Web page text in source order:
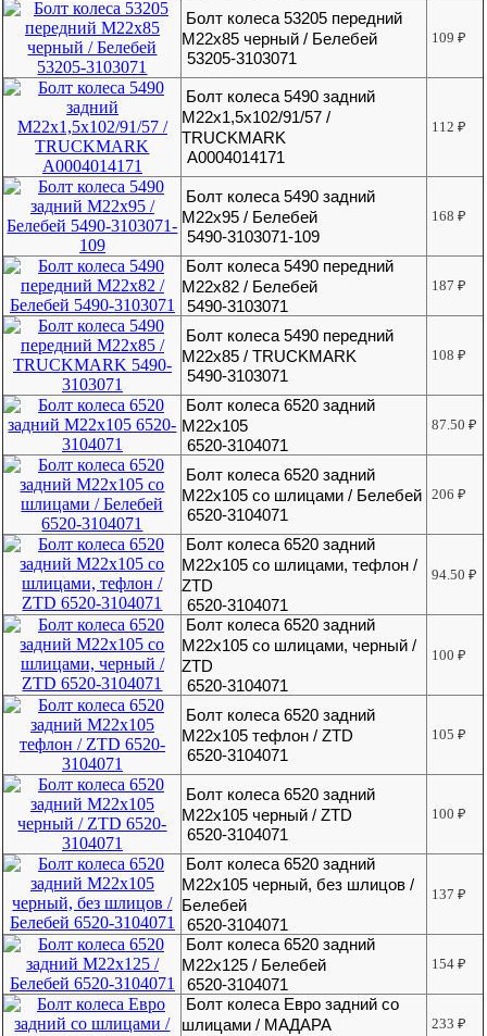
Болт колеса 53205 передний
М22х85 черный / Белебей
53205-3103071
109₽
Болт колеса 5490 задний
М22х1,5х102/91/57 /
TRUCKMARK
A0004014171
112₽
Болт колеса 5490 задний
М22х95 / Белебей
5490-3103071-109
168₽
Болт колеса 5490 передний
М22х82 / Белебей
5490-3103071
187₽
Болт колеса 5490 передний
М22х85 / TRUCKMARK
5490-3103071
108₽
Болт колеса 6520 задний
М22х105
6520-3104071
87.50₽
Болт колеса 6520 задний
М22х105 со шлицами / Белебей
6520-3104071
206₽
Болт колеса 6520 задний
М22х105 со шлицами, тефлон /
ZTD
6520-3104071
94.50₽
Болт колеса 6520 задний
М22х105 со шлицами, черный /
ZTD
6520-3104071
100₽
Болт колеса 6520 задний
М22х105 тефлон / ZTD
6520-3104071
105₽
Болт колеса 6520 задний
М22х105 черный / ZTD
6520-3104071
100₽
Болт колеса 6520 задний
М22х105 черный, без шлицов /
Белебей
6520-3104071
137₽
Болт колеса 6520 задний
М22х125 / Белебей
6520-3104071
154₽
Болт колеса Евро задний со
шлицами / МАДАРА
233₽